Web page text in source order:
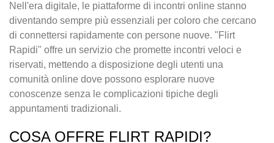
Nell'era digitale, le piattaforme di incontri online stanno
diventando sempre più essenziali per coloro che cercano
di connettersi rapidamente con persone nuove. "Flirt
Rapidi" offre un servizio che promette incontri veloci e
riservati, mettendo a disposizione degli utenti una
comunità online dove possono esplorare nuove
conoscenze senza le complicazioni tipiche degli
appuntamenti tradizionali.
COSA OFFRE FLIRT RAPIDI?